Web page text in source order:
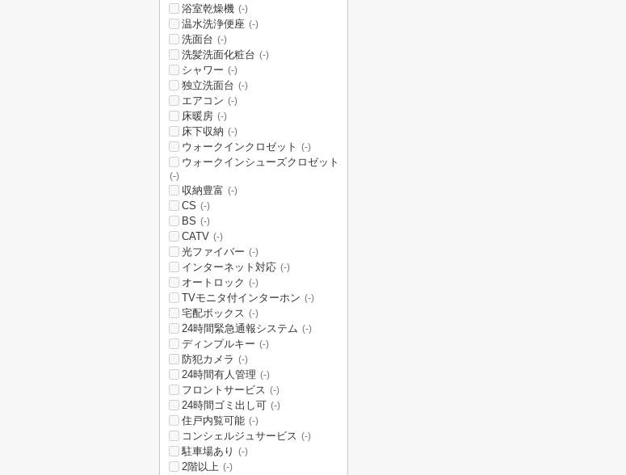
浴室乾燥機 (-)
温水洗浄便座 (-)
洗面台 (-)
洗髪洗面化粧台 (-)
シャワー (-)
独立洗面台 (-)
エアコン (-)
床暖房 (-)
床下収納 (-)
ウォークインクロゼット (-)
ウォークインシューズクロゼット
(-)
収納豊富 (-)
CS (-)
BS (-)
CATV (-)
光ファイバー (-)
インターネット対応 (-)
オートロック (-)
TVモニタ付インターホン (-)
宅配ボックス (-)
24時間緊急通報システム (-)
ディンプルキー (-)
防犯カメラ (-)
24時間有人管理 (-)
フロントサービス (-)
24時間ゴミ出し可 (-)
住戸内覧可能 (-)
コンシェルジュサービス (-)
駐車場あり (-)
2階以上 (-)